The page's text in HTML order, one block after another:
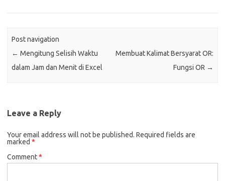
Post navigation
← Mengitung Selisih Waktu
dalam Jam dan Menit di Excel
Membuat Kalimat Bersyarat OR:
Fungsi OR →
Leave a Reply
Your email address will not be published. Required fields are
marked *
Comment*